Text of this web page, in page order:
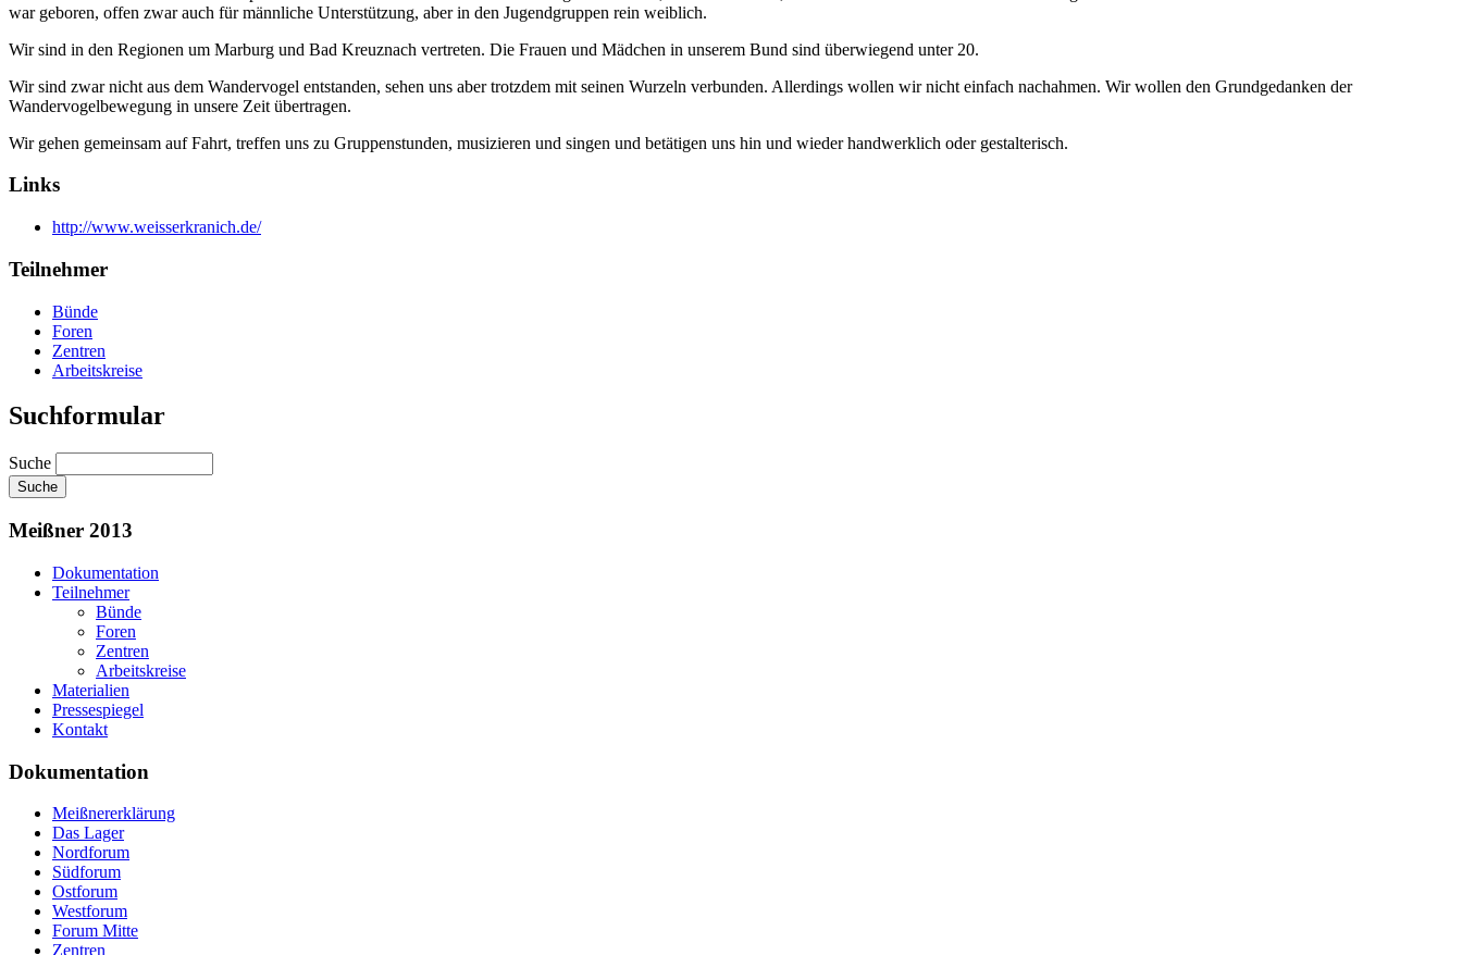
war geboren, offen zwar auch für männliche Unterstützung, aber in den Jugendgruppen rein weiblich.
Wir sind in den Regionen um Marburg und Bad Kreuznach vertreten. Die Frauen und Mädchen in unserem Bund sind überwiegend unter 20.
Wir sind zwar nicht aus dem Wandervogel entstanden, sehen uns aber trotzdem mit seinen Wurzeln verbunden. Allerdings wollen wir nicht einfach nachahmen. Wir wollen den Grundgedanken der
Wandervogelbewegung in unsere Zeit übertragen.
Wir gehen gemeinsam auf Fahrt, treffen uns zu Gruppenstunden, musizieren und singen und betätigen uns hin und wieder handwerklich oder gestalterisch.
Links
http://www.weisserkranich.de/
Teilnehmer
Bünde
Foren
Zentren
Arbeitskreise
Suchformular
Suche
Meißner 2013
Dokumentation
Teilnehmer
Bünde
Foren
Zentren
Arbeitskreise
Materialien
Pressespiegel
Kontakt
Dokumentation
Meißnererklärung
Das Lager
Nordforum
Südforum
Ostforum
Westforum
Forum Mitte
Zentren